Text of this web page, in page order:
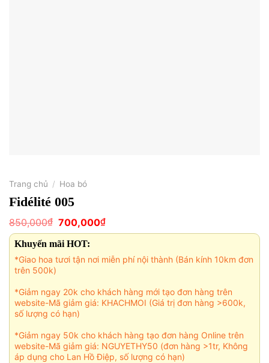
Trang chủ / Hoa bó
Fidélité 005
850,000₫ Giá
gốc
là:
850,000₫.
700,000₫Giá
hiện
700,000₫.
Khuyến mãi HOT:
*Giao hoa tươi tận nơi miễn phí nội thành (Bán kính 10km đơn
trên 500k)
*Giảm ngay 20k cho khách hàng mới tạo đơn hàng trên
website-Mã giảm giá: KHACHMOI (Giá trị đơn hàng >600k,
số lượng có hạn)
*Giảm ngay 50k cho khách hàng tạo đơn hàng Online trên
website-Mã giảm giá: NGUYETHY50 (đơn hàng >1tr, Không
áp dụng cho Lan Hồ Điệp, số lượng có hạn)